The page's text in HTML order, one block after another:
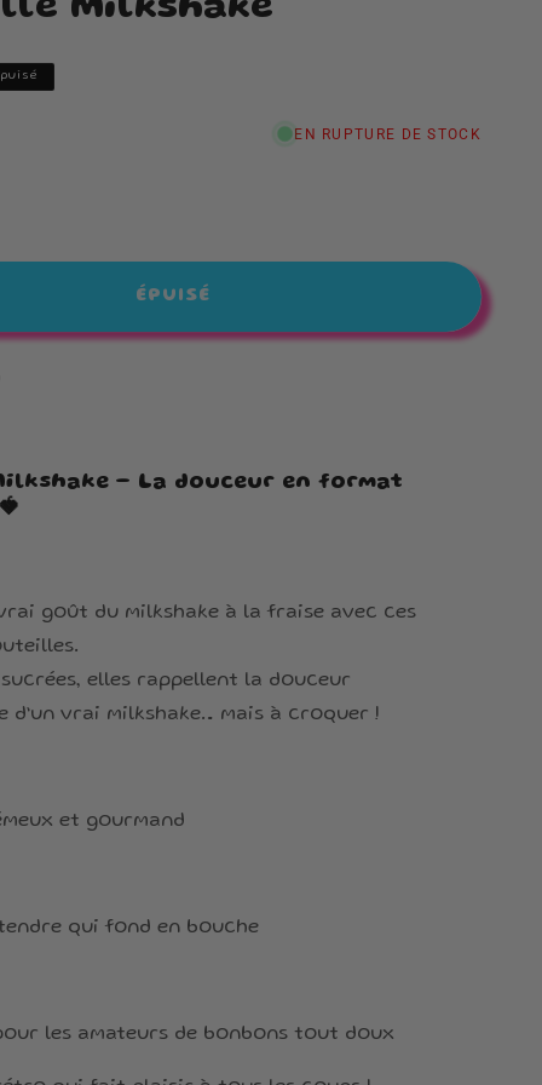
Milkshake
EN RUPTURE DE STOCK
ÉPUISÉ
– La douceur en format
goût du milkshake à la fraise avec ces
sucrées, elles rappellent la douceur
vrai milkshake… mais à croquer !
et gourmand
qui fond en bouche
les amateurs de bonbons tout doux